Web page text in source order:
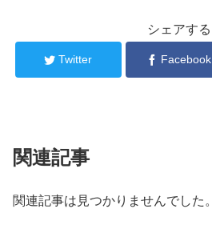
シェアする
Twitter Facebook
関連記事
関連記事は見つかりませんでした。